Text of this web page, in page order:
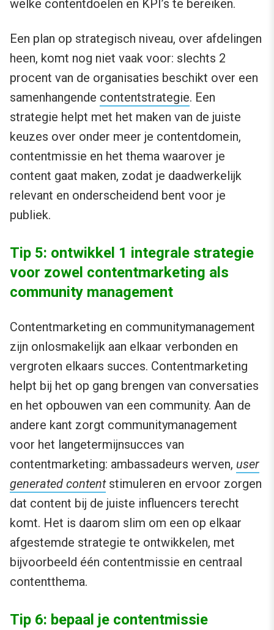
welke contentdoelen en KPI’s te bereiken.
Een plan op strategisch niveau, over afdelingen
heen, komt nog niet vaak voor: slechts 2
procent van de organisaties beschikt over een
samenhangende contentstrategie. Een
strategie helpt met het maken van de juiste
keuzes over onder meer je contentdomein,
contentmissie en het thema waarover je
content gaat maken, zodat je daadwerkelijk
relevant en onderscheidend bent voor je
publiek.
Tip 5: ontwikkel 1 integrale strategie
voor zowel contentmarketing als
community management
Contentmarketing en communitymanagement
zijn onlosmakelijk aan elkaar verbonden en
vergroten elkaars succes. Contentmarketing
helpt bij het op gang brengen van conversaties
en het opbouwen van een community. Aan de
andere kant zorgt communitymanagement
voor het langetermijnsucces van
contentmarketing: ambassadeurs werven, user
generated contentstimuleren en ervoor zorgen
dat content bij de juiste influencers terecht
komt. Het is daarom slim om een op elkaar
afgestemde strategie te ontwikkelen, met
bijvoorbeeld één contentmissie en centraal
contentthema.
Tip 6: bepaal je contentmissie